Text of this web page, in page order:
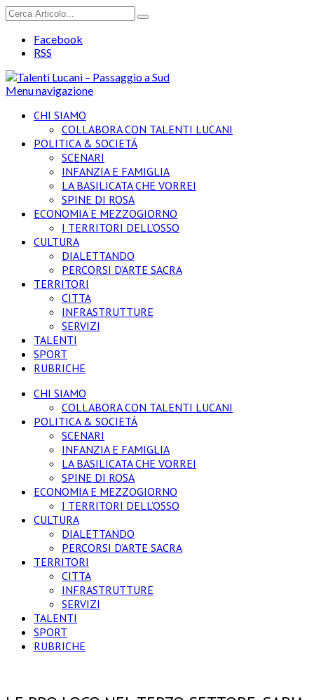
Facebook
RSS
Menu navigazione
CHI SIAMO
COLLABORA CON TALENTI LUCANI
POLITICA & SOCIETÁ
SCENARI
INFANZIA E FAMIGLIA
LA BASILICATA CHE VORREI
SPINE DI ROSA
ECONOMIA E MEZZOGIORNO
I TERRITORI DELL’OSSO
CULTURA
DIALETTANDO
PERCORSI D’ARTE SACRA
TERRITORI
CITTA
INFRASTRUTTURE
SERVIZI
TALENTI
SPORT
RUBRICHE
CHI SIAMO
COLLABORA CON TALENTI LUCANI
POLITICA & SOCIETÁ
SCENARI
INFANZIA E FAMIGLIA
LA BASILICATA CHE VORREI
SPINE DI ROSA
ECONOMIA E MEZZOGIORNO
I TERRITORI DELL’OSSO
CULTURA
DIALETTANDO
PERCORSI D’ARTE SACRA
TERRITORI
CITTA
INFRASTRUTTURE
SERVIZI
TALENTI
SPORT
RUBRICHE